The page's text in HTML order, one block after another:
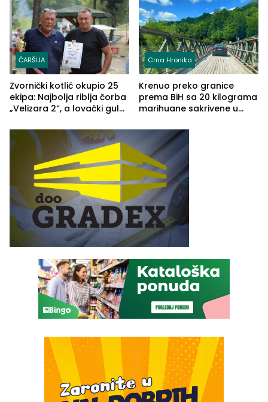
(FOTO)
Grčkoj
ČARŠIJA
Zvornički kotlić okupio 25
ekipa: Najbolja riblja čorba
„Velizara 2“, a lovački gulaš
Crna Hronika
Krenuo preko granice
prema BiH sa 20 kilograma
marihuane sakrivene u